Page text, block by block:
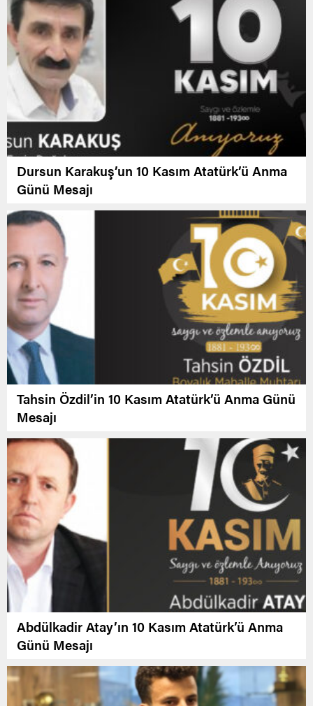
Dursun Karakuş’un 10 Kasım Atatürk’ü Anma
Günü Mesajı
Tahsin Özdil’in 10 Kasım Atatürk’ü Anma Günü
Mesajı
Abdülkadir Atay’ın 10 Kasım Atatürk’ü Anma
Günü Mesajı